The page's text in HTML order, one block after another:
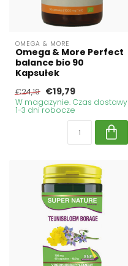
OMEGA & MORE
Omega & More Perfect
balance bio 90
Kapsułek
€24,19 €19,79
W magazynie. Czas dostawy
1-3 dni robocze